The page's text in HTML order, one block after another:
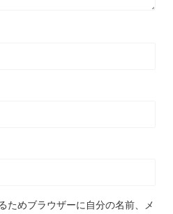
ためブラウザーに自分の名前、メ